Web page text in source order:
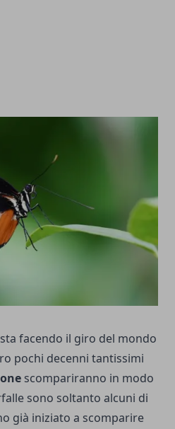
facendo il giro del mondo
pochi decenni tantissimi
scompariranno in modo
sono soltanto alcuni di
già iniziato a scomparire